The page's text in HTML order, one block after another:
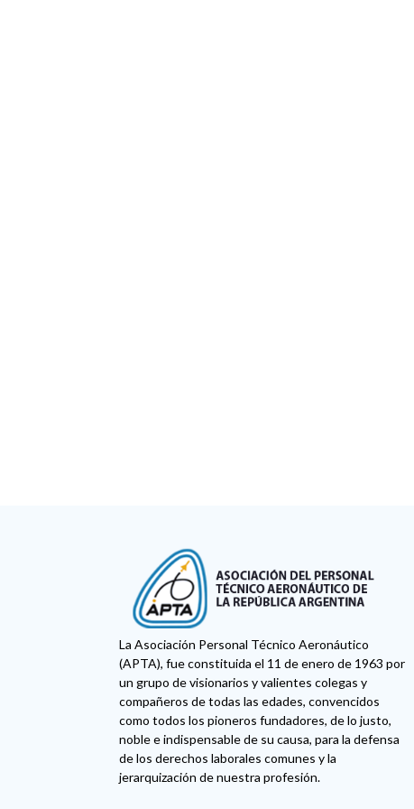
La Asociación Personal Técnico Aeronáutico
(APTA), fue constituida el 11 de enero de 1963 por
un grupo de visionarios y valientes colegas y
compañeros de todas las edades, convencidos
como todos los pioneros fundadores, de lo justo,
noble e indispensable de su causa, para la defensa
de los derechos laborales comunes y la
jerarquización de nuestra profesión.